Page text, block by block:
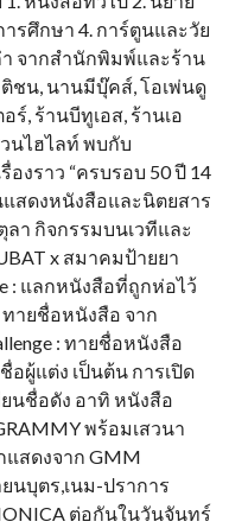
รศึกษา 4. การ์ตูนและวัย
า จากสำนักพิมพ์และร้าน
ชน, นานมีบุ๊คส์, โอเพ่นดู
ร์, ร้านบีทูเอส, ร้านเอ
นไฮไลท์ พบกับ
องราว “ครบรอบ 50 ปี 14
สดงหนังสือและนิตยสาร
ลา กิจกรรมบนเวทีและ
x สมาคมป้ายยา
: แลกหนังสือที่ถูกห่อไว้
ทายชื่อหนังสือ จาก
: ทายชื่อหนังสือ
ผู้แต่ง เป็นต้น การเปิด
นชื่อดัง อาทิ หนังสือ
พร้อมเสวนา
แสดงจาก GMM
นบุตร,เนม-ปราการ
ต่อกันในวันจันทร์